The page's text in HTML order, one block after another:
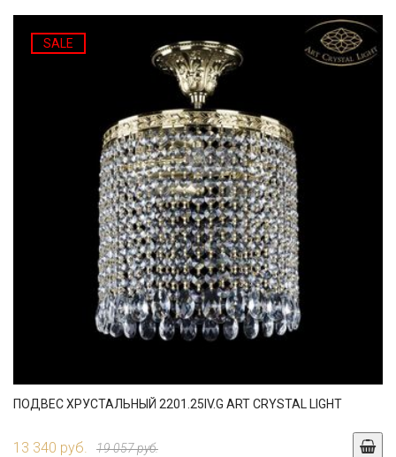
SALE
ПОДВЕС ХРУСТАЛЬНЫЙ 2201.25IV.G ART CRYSTAL LIGHT
13 340 руб. 19 057 руб.